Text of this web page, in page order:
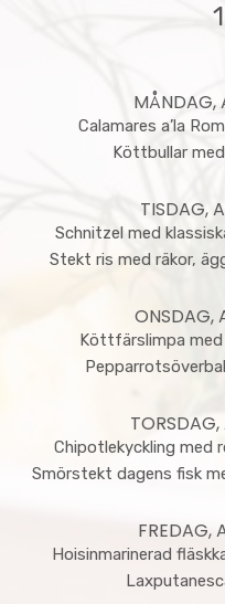
MÅNDAG,
Calamares a’la
Köttbullar
TISDAG,
Schnitzel med
Stekt ris med räkor,
ONSDAG,
Köttfärslimpa
Chipotlekyckling med
Smörstekt dagens fisk
FREDAG,
Hoisinmarinerad